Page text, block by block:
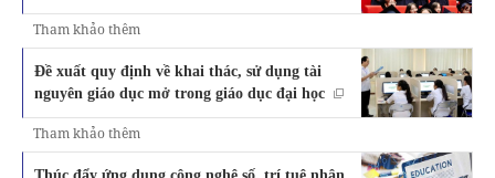
Tham khảo thêm
Đề xuất quy định về khai thác, sử dụng tài
nguyên giáo dục mở trong giáo dục đại học
Tham khảo thêm